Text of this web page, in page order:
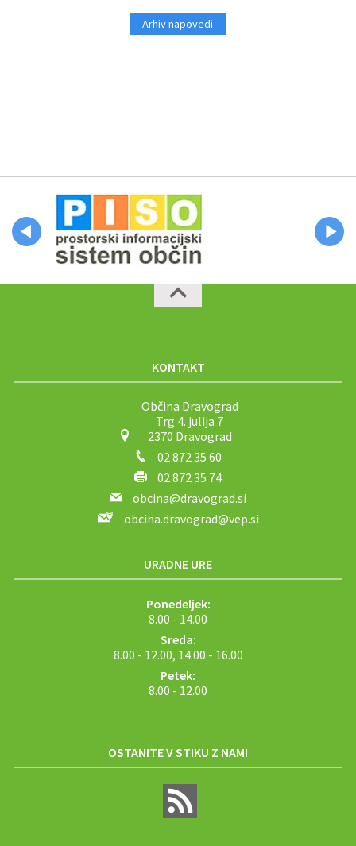
Arhiv napovedi
KONTAKT
Občina Dravograd
Trg 4. julija 7
2370 Dravograd
02 872 35 60
02 872 35 74
obcina@dravograd.si
obcina.dravograd@vep.si
URADNE URE
Ponedeljek:
8.00 - 14.00
Sreda:
8.00 - 12.00, 14.00 - 16.00
Petek:
8.00 - 12.00
OSTANITE V STIKU Z NAMI